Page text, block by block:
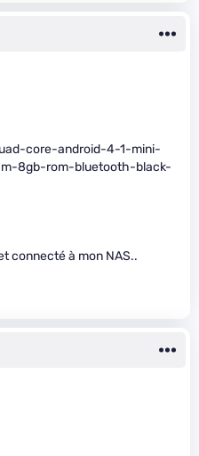
core-android-4-1-mini-
8gb-rom-bluetooth-black-
connecté à mon NAS..